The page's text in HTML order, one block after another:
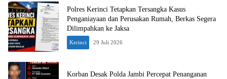
Polres Kerinci Tetapkan Tersangka Kasus
Penganiayaan dan Perusakan Rumah, Berkas Segera
Dilimpahkan ke Jaksa
Kerinci 29 Juli 2026
Korban Desak Polda Jambi Percepat Penanganan